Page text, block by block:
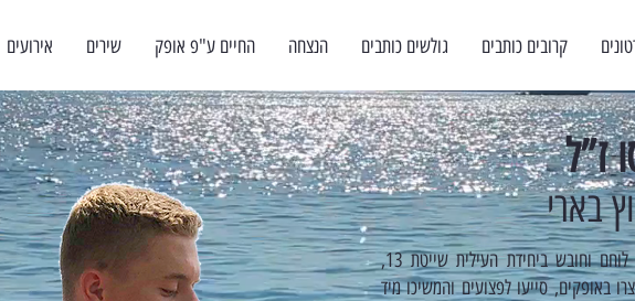
קרובים כותבים גולשים כותבים הנצחה החיים ע"פ אופק שירים אירועים
ז”ל
בארי
בבוקר יום שבת ה-7/10/2023, הוקפץ סמ"ר אופק רוסו, לוחם וחובש ביחידת העילית שייטת 13,
באופקים, סייעו לפצועים והמשיכו מיד